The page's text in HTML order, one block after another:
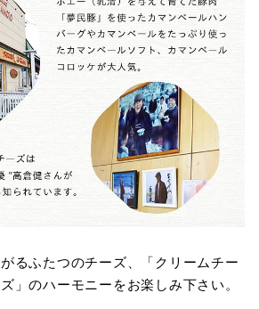
るふたつのチーズ、「クリームチー
」のハーモニーをお楽しみ下さい。